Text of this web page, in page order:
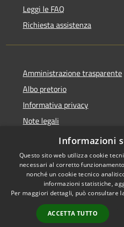
Leggi le FAQ
Richiesta assistenza
Amministrazione trasparente
Albo pretorio
Informativa privacy
Note legali
Dichiarazione di accessibilità
Accessibilità
Informazioni
Questo sito web utilizza cookie
necessari al corretto
nonché un cookie tecnico
informazioni statistiche,
Per maggiori dettagli, può consultare
ACCETTA TUTTO